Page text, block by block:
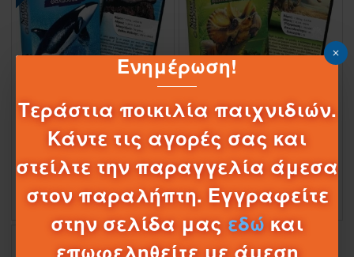
Ενημέρωση!
Τεράστια ποικιλία παιχνιδιών.
Κάντε τις αγορές σας και
στείλτε την παραγγελία άμεσα
στον παραλήπτη. Εγγραφείτε
στην σελίδα μας εδώ και
επωφεληθείτε με άμεση
ΠΑΙΧΝΙΔΙΑ ΜΕ ΚΑΡΤΕΣ NATURE
CHALLENGE ΖΩΑ ΘΑΛΑΣΣΑΣ
3,95€
ΠΑΙΧΝΙΔΙΑ ΜΕ ΚΑΡΤΕΣ NATURE
CHALLENGE ΔΕΙΝΟΣΑΥΡΟΙ
4,95€
-20 %